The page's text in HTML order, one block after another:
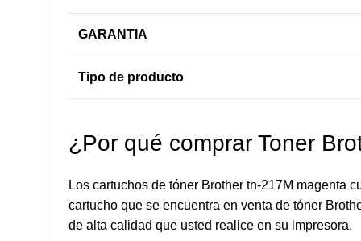
GARANTIA
Tipo de producto
¿Por qué comprar Toner
Los cartuchos de tóner Brother tn-217M magenta
cartucho que se encuentra en venta de tóner
de alta calidad que usted realice en su impresora.